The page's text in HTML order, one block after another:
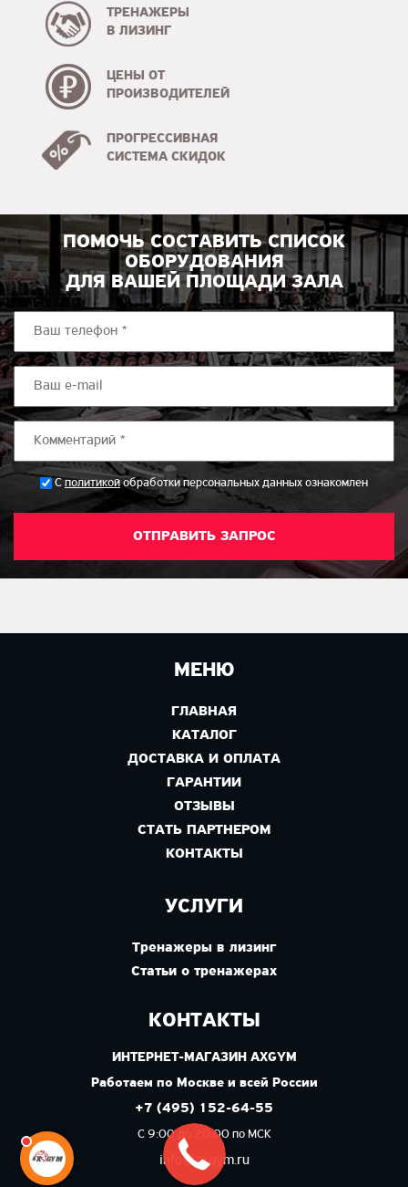
ТРЕНАЖЕРЫ
В ЛИЗИНГ
ЦЕНЫ ОТ
ПРОИЗВОДИТЕЛЕЙ
ПРОГРЕССИВНАЯ
СИСТЕМА СКИДОК
ПОМОЧЬ СОСТАВИТЬ СПИСОК
ОБОРУДОВАНИЯ
ДЛЯ ВАШЕЙ ПЛОЩАДИ ЗАЛА
* Сполитикойобработки персональных данных ознакомлен
МЕНЮ
ГЛАВНАЯ
КАТАЛОГ
ДОСТАВКА И ОПЛАТА
ГАРАНТИИ
ОТЗЫВЫ
СТАТЬ ПАРТНЕРОМ
КОНТАКТЫ
УСЛУГИ
Тренажеры в лизинг
Статьи о тренажерах
КОНТАКТЫ
ИНТЕРНЕТ-МАГАЗИН AXGYM
Работаем по Москве и всей России
+7 (495) 152-64-55
С 9:00 до 20:00 по МСК
info@axgym.ru